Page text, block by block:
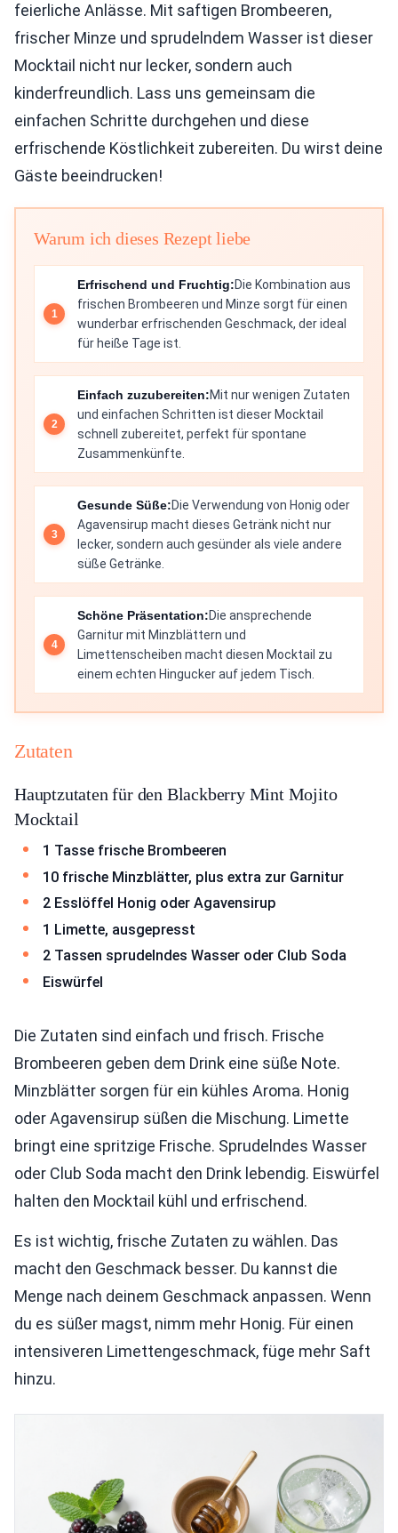
feierliche Anlässe. Mit saftigen Brombeeren,
frischer Minze und sprudelndem Wasser ist dieser
Mocktail nicht nur lecker, sondern auch
kinderfreundlich. Lass uns gemeinsam die
einfachen Schritte durchgehen und diese
erfrischende Köstlichkeit zubereiten. Du wirst deine
Gäste beeindrucken!
Warum ich dieses Rezept liebe
Erfrischend und Fruchtig:Die Kombination aus
frischen Brombeeren und Minze sorgt für einen
wunderbar erfrischenden Geschmack, der ideal
für heiße Tage ist.
Einfach zuzubereiten:Mit nur wenigen Zutaten
und einfachen Schritten ist dieser Mocktail
schnell zubereitet, perfekt für spontane
Zusammenkünfte.
Gesunde Süße:Die Verwendung von Honig oder
Agavensirup macht dieses Getränk nicht nur
lecker, sondern auch gesünder als viele andere
süße Getränke.
Schöne Präsentation:Die ansprechende
Garnitur mit Minzblättern und
Limettenscheiben macht diesen Mocktail zu
einem echten Hingucker auf jedem Tisch.
Zutaten
Hauptzutaten für den Blackberry Mint Mojito
Mocktail
1 Tasse frische Brombeeren
10 frische Minzblätter, plus extra zur Garnitur
2 Esslöffel Honig oder Agavensirup
1 Limette, ausgepresst
2 Tassen sprudelndes Wasser oder Club Soda
Eiswürfel
Die Zutaten sind einfach und frisch. Frische
Brombeeren geben dem Drink eine süße Note.
Minzblätter sorgen für ein kühles Aroma. Honig
oder Agavensirup süßen die Mischung. Limette
bringt eine spritzige Frische. Sprudelndes Wasser
oder Club Soda macht den Drink lebendig. Eiswürfel
halten den Mocktail kühl und erfrischend.
Es ist wichtig, frische Zutaten zu wählen. Das
macht den Geschmack besser. Du kannst die
Menge nach deinem Geschmack anpassen. Wenn
du es süßer magst, nimm mehr Honig. Für einen
intensiveren Limettengeschmack, füge mehr Saft
hinzu.